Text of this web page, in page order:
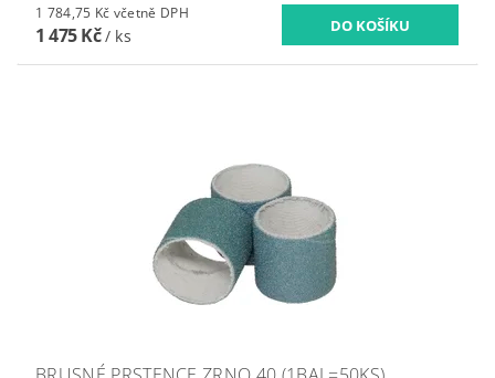
1 784,75 Kč včetně DPH
1 475 Kč/ ks